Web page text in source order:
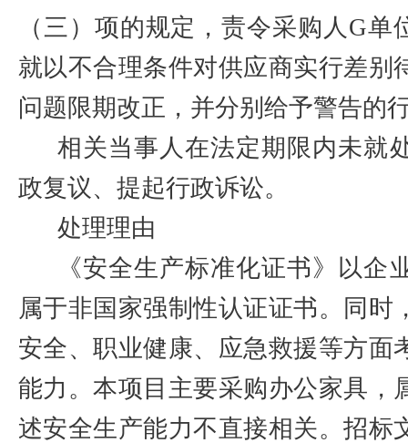
（三）项的规定，责令采购人 G单
就以不合理条件对供应商实行差别
问题限期改正，并分别给予警告的
相关当事人在法定期限内未就
政复议、提起行政诉讼。
处理理由
《安全生产标准化证书》以企
属于非国家强制性认证证书。同时
安全、职业健康、应急救援等方面
能力。本项目主要采购办公家具，
述安全生产能力不直接相关。招标